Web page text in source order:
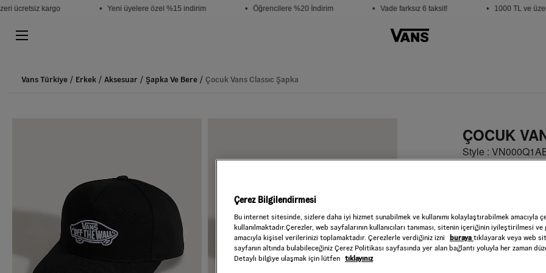
ücretsiz kargo • Yeni üyelere özel %15 indirim • Öğrencilere %20 İndirim • Vade farksız 6 taksit! • 1000 TL ve
Vans Türkiye Erkek Aksesuar Şapka Ve Bere Çocuk Vans Classıc Şapka
ÇOCUK
Style :
STD
Çerez Bilgilendirmesi
Bu internet sitesinde, sizlere daha iyi hizmet sunabilmek ve kullanımı kolaylaştırabilmek amacıyla
kullanılmaktadır.Çerezler, web sayfalarının kullanıcıları tanıması, sitenin içeriğinin iyileştirilmesi
amacıyla kişisel verilerinizi toplamaktadır. Çerezlerle verdiğiniz izni
buraya tıklayarak veya web
sayfanın altında bulabileceğiniz Çerez Politikası sayfasında yer alan bağlantı yoluyla her zaman
Detaylı bilgiye ulaşmak için lütfen tıklayınız